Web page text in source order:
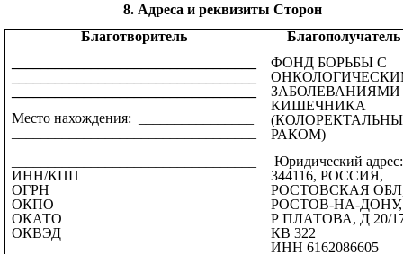
8. Адреса и реквизиты Сторон
Благотворитель
Место нахождения: ________________
ИНН/КПП
ОГРН
ОКПО
ОКАТО
ОКВЭД
ФОНД БОРЬБЫ С
ЗАБОЛЕВАНИЯМИ
КИШЕЧНИКА
РАКОМ)
Юридический адрес:
344116, РОССИЯ,
РОСТОВСКАЯ
РОСТОВ-НА-ДОНУ,
Р ПЛАТОВА, Д 20/
КВ 322
ИНН 6162086605